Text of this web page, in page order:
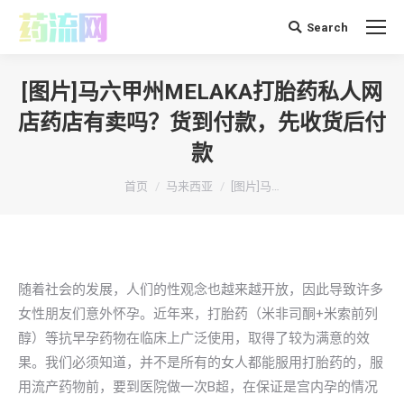
搜 Search
[图片]马六甲州MELAKA打胎药私人网
店药店有卖吗？货到付款，先收货后付
款
你在这里：
首页 马来西亚 [图片]马…
随着社会的发展，人们的性观念也越来越开放，因此导致许多
女性朋友们意外怀孕。近年来，打胎药（米非司酮+米索前列
醇）等抗早孕药物在临床上广泛使用，取得了较为满意的效
果。我们必须知道，并不是所有的女人都能服用打胎药的，服
用流产药物前，要到医院做一次B超，在保证是宫内孕的情况